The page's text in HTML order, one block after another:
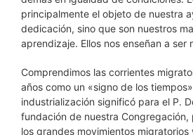
principalmente el objeto de nuestra
dedicación, sino que son nuestros
aprendizaje. Ellos nos enseñan a ser
Comprendimos las corrientes
años como un «signo de los
industrialización significó para el P.
fundación de nuestra Congregación,
los grandes movimientos migratorios